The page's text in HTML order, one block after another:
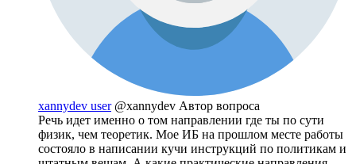
xannydev user @xannydev Автор вопроса
Речь идет именно о том направлении где ты по сути
физик, чем теоретик. Мое ИБ на прошлом месте работы
состояло в написании кучи инструкций по политикам и